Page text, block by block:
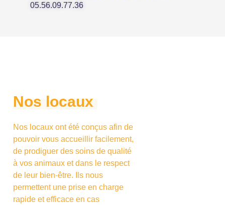
05.56.09.77.36
Nos locaux
Nos locaux ont été conçus afin de
pouvoir vous accueillir facilement,
de prodiguer des soins de qualité
à vos animaux et dans le respect
de leur bien-être. Ils nous
permettent une prise en charge
rapide et efficace en cas